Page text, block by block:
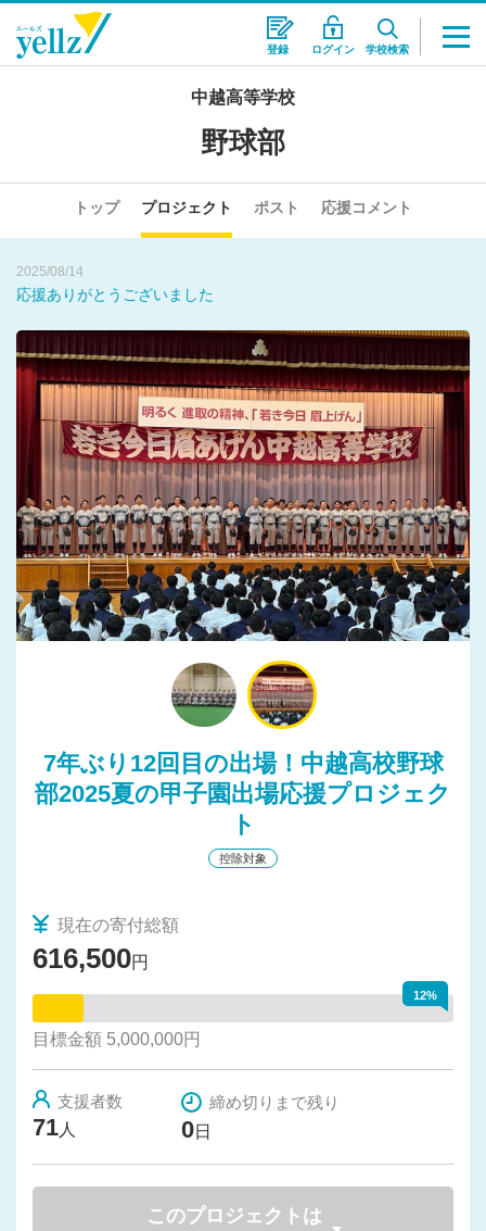
登録 ログイン 学校検索
中越高等学校
野球部
トップ プロジェクト ポスト 応援コメント
いよいよ明日、初戦を迎えます
2026/02/28
プロジェクト収支報告
2025/08/14
応援ありがとうございました
2025/08/12
いよいよ明日、初戦を迎えます
2026/02/28
プロジェクト収支報告
7年ぶり12回目の出場！中越高校野球
部2025夏の甲子園出場応援プロジェク
ト
控除対象
現在の寄付総額
616,500円
12%
目標金額 5,000,000円
支援者数
71 人
締め切りまで残り
0日
このプロジェクトは